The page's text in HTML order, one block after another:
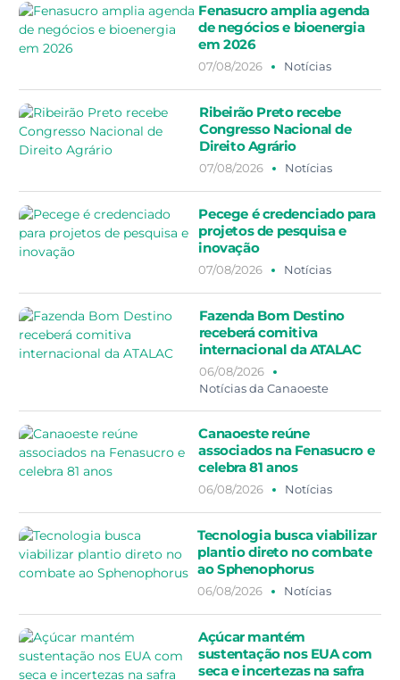
Fenasucro amplia agenda
de negócios e bioenergia
em 2026
07/08/2026 Notícias
Ribeirão Preto recebe
Congresso Nacional de
Direito Agrário
07/08/2026 Notícias
Pecege é credenciado para
projetos de pesquisa e
inovação
07/08/2026 Notícias
Fazenda Bom Destino
receberá comitiva
internacional da ATALAC
06/08/2026
Notícias da Canaoeste
Canaoeste reúne
associados na Fenasucro e
celebra 81 anos
06/08/2026 Notícias
Tecnologia busca viabilizar
plantio direto no combate
ao Sphenophorus
06/08/2026 Notícias
Açúcar mantém
sustentação nos EUA com
seca e incertezas na safra